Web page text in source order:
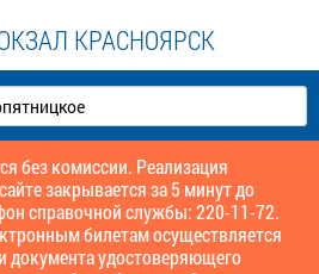
КРАСНОЯРСК
без комиссии. Реализация
закрывается за 5 минут до
справочной службы: 220-11-72.
билетам осуществляется
документа удостоверяющего